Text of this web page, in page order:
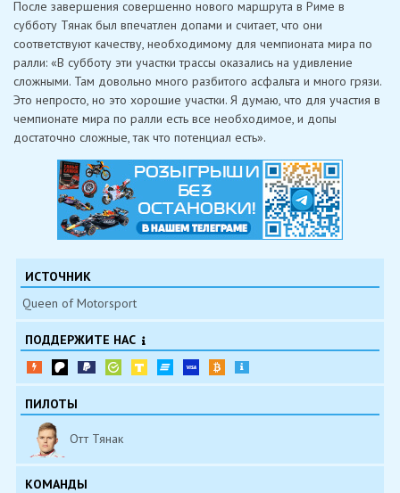
После завершения совершенно нового маршрута в Риме в
субботу Тянак был впечатлен допами и считает, что они
соответствуют качеству, необходимому для чемпионата мира по
ралли: «В субботу эти участки трассы оказались на удивление
сложными. Там довольно много разбитого асфальта и много грязи.
Это непросто, но это хорошие участки. Я думаю, что для участия в
чемпионате мира по ралли есть все необходимое, и допы
достаточно сложные, так что потенциал есть».
ИСТОЧНИК
Queen of Motorsport
ПОДДЕРЖИТЕ НАС
ПИЛОТЫ
Отт Тянак
КОМАНДЫ